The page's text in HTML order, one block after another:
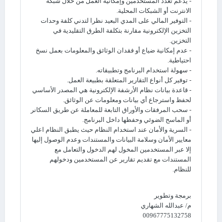
الانترنت أو الشبكات المحلية.
- التوفير المالي على المدي البعيد نظرا لتدني كلفة وحدات
التخزين الإلكترونية مقارنة بتكلفة الطرق التقليدية في
التخزين.
- عدم إمكانية ضياع أو فقدان الوثائق والمعلومات بعمل نسخ
احتياطية.
- سهولة استخدام البرنامج وتطبيقاته.
- توفير كل أنواع التقارير المتعلقة بطبيعة العمل.
- قاعدة بيانات نظام الأرشفة الإلكترونية هي المصدر الأساسي
لحفظ واسترجاع أي بيانات ومعلومات عن الوثائق.
- سحب المرفقات والأوراق التابعة للمعاملة عن طريق السكانر
أو الماسح الضوئي وحفظها داخل البرنامج.
- السرية والأمان عند استخدام النظام حيث يطبق النظام اعلي
معايير الأمان وسلامة البيانات والمستندات وعدم الوصول إليها
إلا عبر المستخدمين المخول لهم الدخول والتعامل مع
المستندات مع تقديم تقارير عن المستخدمين ودخولهم
للنظام.
برمجة وتطوير
م/ عبدالله الشهاري
00967775132758